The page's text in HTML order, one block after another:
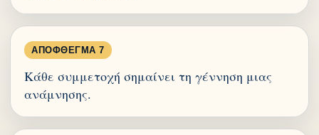
ΑΠΌΦΘΕΓΜΑ 7
Κάθε συμμετοχή σημαίνει τη γέννηση μιας
ανάμνησης.